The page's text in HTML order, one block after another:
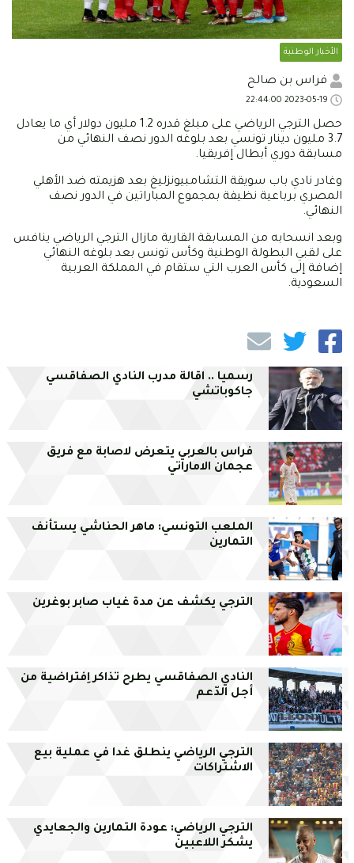
الأخبار الوطنية
فراس بن صالح
حصل الترجي الرياضي على مبلغ قدره 1.2 مليون دولار أي ما يعادل
3.7 مليون دينار تونسي بعد بلوغه الدور نصف النهائي من
مسابقة دوري أبطال إفريقيا.
وغادر نادي باب سويقة التشامبيونزليغ بعد هزيمته ضد الأهلي
المصري برباعية نظيفة بمجموع المباراتين في الدور نصف
النهائي.
وبعد انسحابه من المسابقة القارية مازال الترجي الرياضي ينافس
على لقبي البطولة الوطنية وكأس تونس بعد بلوغه النهائي
إضافة إلى كأس العرب التي ستقام في المملكة العربية
السعودية.
رسميا .. اقالة مدرب النادي الصفاقسي
جاكوباتشي
فراس بالعربي يتعرض لاصابة مع فريق
عجمان الاماراتي
الملعب التونسي: ماهر الحناشي يستأنف
التمارين
الترجي يكشف عن مدة غياب صابر بوغرين
النادي الصفاقسي يطرح تذاكر اِفتراضية من
أجل الدّعم
الترجي الرياضي ينطلق غدا في عملية بيع
الاشتراكات
الترجي الرياضي: عودة التمارين والجعايدي
يشكر اللاعبين